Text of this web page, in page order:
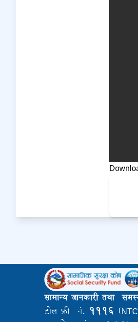
सामान्य जानकारी तथा
टोल फ्री नं. १११६